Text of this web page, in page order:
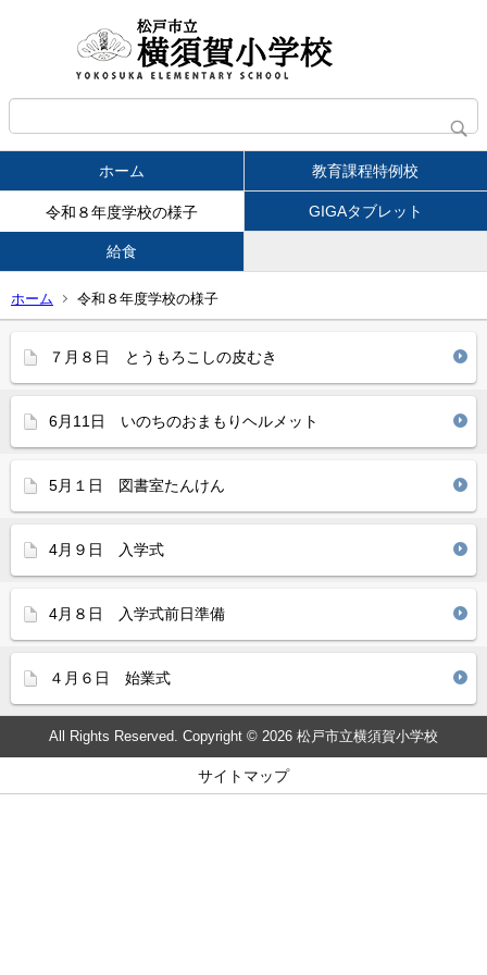
ホーム 教育課程特例校
令和８年度学校の様子 GIGAタブレット
給食
ホーム 令和８年度学校の様子
７月８日 とうもろこしの皮むき
6月11日 いのちのおまもりヘルメット
5月１日 図書室たんけん
4月９日 入学式
4月８日 入学式前日準備
４月６日 始業式
All Rights Reserved. Copyright © 2026 松戸市立横須賀小学校
サイトマップ